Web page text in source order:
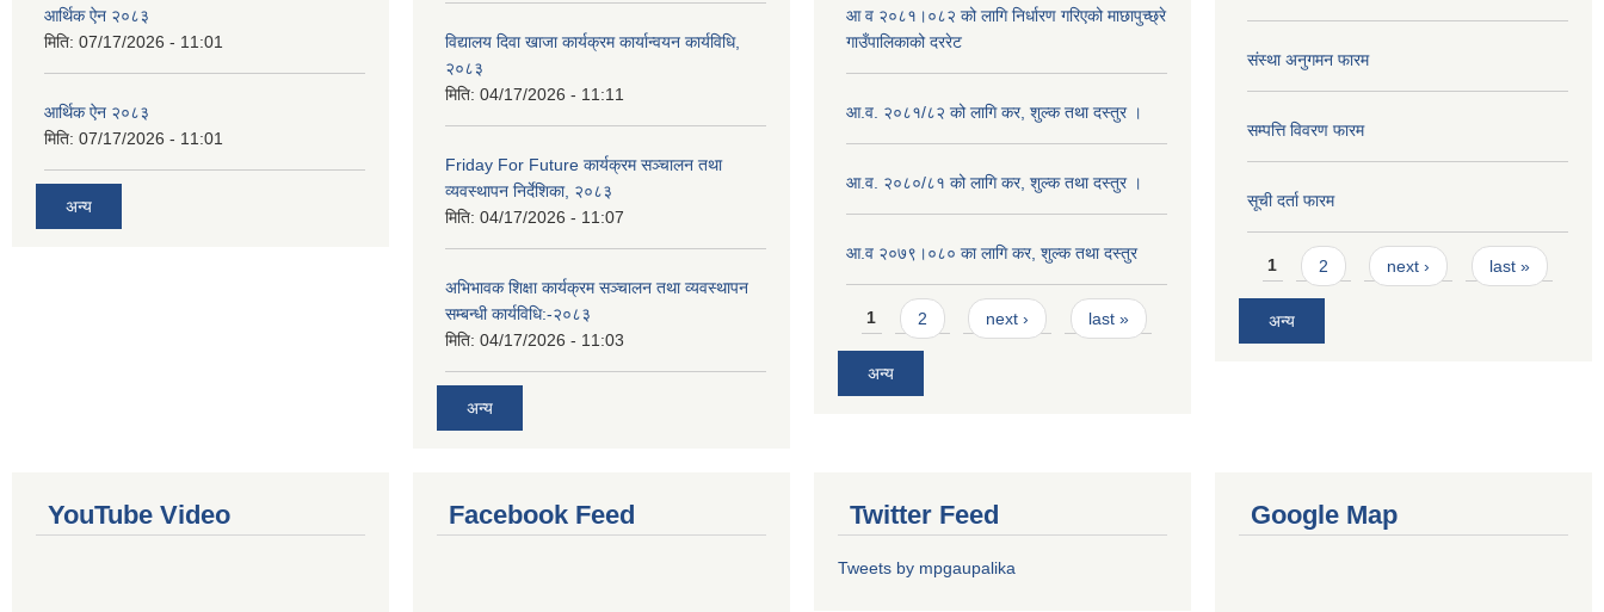
आर्थिक ऐन २०८३
मिति: 07/17/2026 - 11:01
आर्थिक ऐन २०८३
मिति: 07/17/2026 - 11:01
अन्य
विद्यालय दिवा खाजा कार्यक्रम कार्यान्वयन कार्यविधि,
२०८३
मिति: 04/17/2026 - 11:11
Friday For Future कार्यक्रम सञ्चालन तथा
व्यवस्थापन निर्देशिका, २०८३
मिति: 04/17/2026 - 11:07
अभिभावक शिक्षा कार्यक्रम सञ्चालन तथा व्यवस्थापन
सम्बन्धी कार्यविधि:-२०८३
मिति: 04/17/2026 - 11:03
अन्य
आ व २०८१।०८२ को लागि निर्धारण गरिएको माछापुच्छ्रे
गाउँपालिकाको दररेट
आ.व. २०८१/८२ को लागि कर, शुल्क तथा दस्तुर ।
आ.व. २०८०/८१ को लागि कर, शुल्क तथा दस्तुर ।
आ.व २०७९।०८० का लागि कर, शुल्क तथा दस्तुर
Pages
1 2 next › last »
अन्य
संस्था अनुगमन फारम
सम्पत्ति विवरण फारम
सूची दर्ता फारम
Pages
1 2 next › last »
अन्य
YouTube Video Facebook Feed Twitter Feed
Tweets by mpgaupalika
Google Map